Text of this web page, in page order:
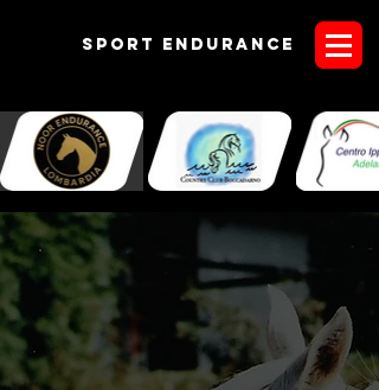
Sport endurANCE